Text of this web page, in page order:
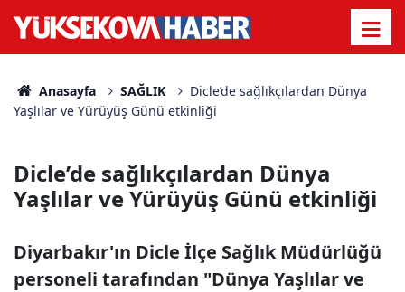
Anasayfa SAĞLIK
Dicle’de sağlıkçılardan Dünya
Yaşlılar ve Yürüyüş Günü etkinliği
Dicle’de sağlıkçılardan Dünya
Yaşlılar ve Yürüyüş Günü etkinliği
Diyarbakır'ın Dicle İlçe Sağlık Müdürlüğü
personeli tarafından "Dünya Yaşlılar ve